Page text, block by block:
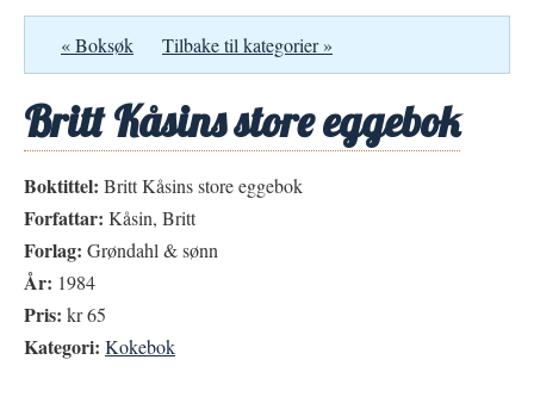
« Boksøk Tilbake til kategorier »
Britt Kåsins store eggebok
Boktittel: Britt Kåsins store eggebok
Forfattar: Kåsin, Britt
Forlag: Grøndahl & sønn
År: 1984
Pris: kr 65
Kategori: Kokebok